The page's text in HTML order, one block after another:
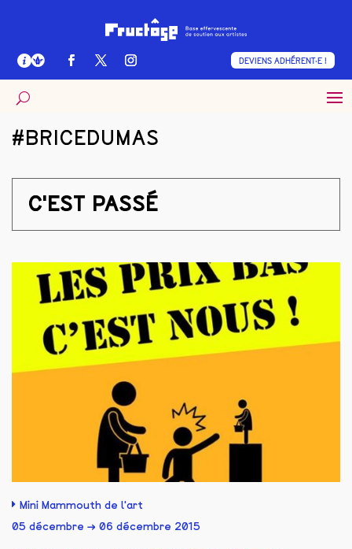
DEVIENS ADHÉRENT·E !
#BRICEDUMAS
C'EST PASSÉ
Mini Mammouth de l'art
05 décembre → 06 décembre 2015